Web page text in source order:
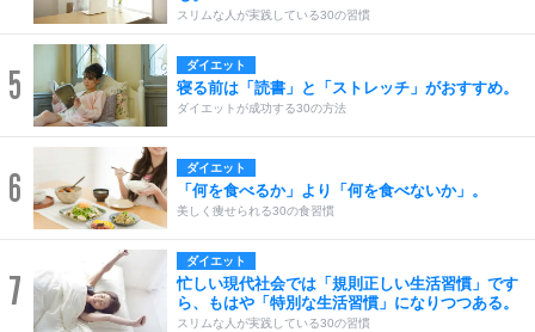
スリムな人が実践している30の習慣
5 ダイエット
寝る前は「読書」と「ストレッチ」がおすすめ。
ダイエットが成功する30の方法
6 ダイエット
「何を食べるか」より「何を食べないか」。
美しく痩せられる30の食習慣
7
ダイエット
忙しい現代社会では「規則正しい生活習慣」です
ら、もはや「特別な生活習慣」になりつつある。
スリムな人が実践している30の習慣